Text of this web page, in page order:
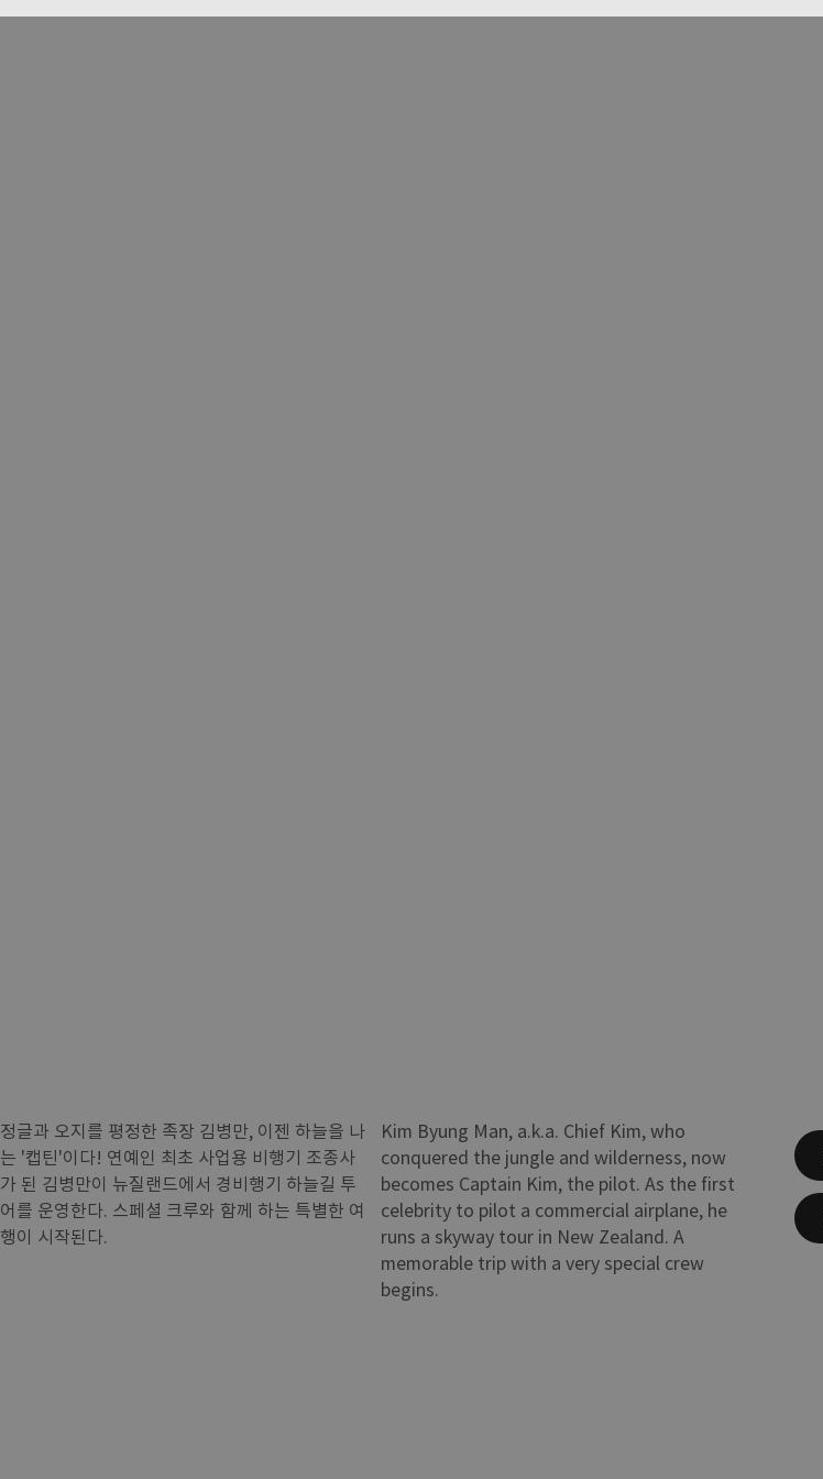
정글과 오지를 평정한 족장 김병만, 이젠 하늘을 나
는 '캡틴'이다! 연예인 최초 사업용 비행기 조종사
가 된 김병만이 뉴질랜드에서 경비행기 하늘길 투
어를 운영한다. 스페셜 크루와 함께 하는 특별한 여
행이 시작된다.
Kim Byung Man, a.k.a. Chief Kim, who
conquered the jungle and wilderness, now
becomes Captain Kim, the pilot. As the first
celebrity to pilot a commercial airplane, he
runs a skyway tour in New Zealand. A
memorable trip with a very special crew
begins.